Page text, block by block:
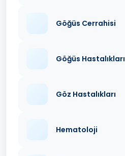
Göğüs Cerrahisi
Göğüs Hastalıkları
Göz Hastalıkları
Hematoloji